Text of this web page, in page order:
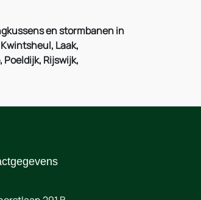
en stormbanen in
Laak,
Rijswijk,